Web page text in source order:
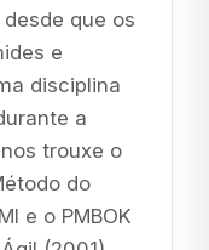
que os
e
disciplina
a
trouxe o
do
e o PMBOK